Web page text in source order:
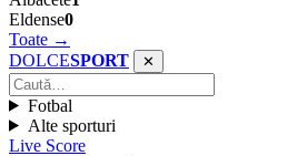
Eldense0
Toate →
DOLCESPORT ✕
Fotbal
Alte sporturi
Live Score